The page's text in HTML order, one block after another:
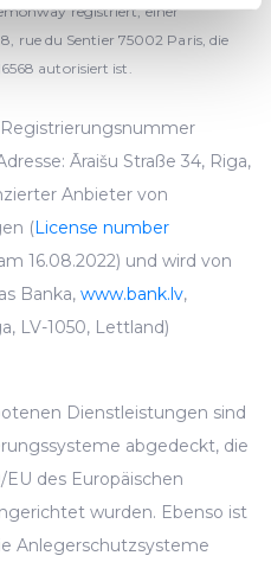
personal data is processed
thedetails section
functionality, analyse
page content and
Cookies policy .
registriert, einer
rue du Sentier 75002 Paris, die
autorisiert ist.
Āraišu Straße 34, Riga,
Anbieter von
(License number
16.08.2022) und wird von
Banka, www.bank.lv,
LV-1050, Lettland)
Dienstleistungen sind
abgedeckt, die
des Europäischen
wurden. Ebenso ist
Anlegerschutzsysteme